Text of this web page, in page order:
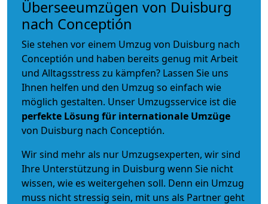
Überseeumzügen von Duisburg
nach Conceptión
Sie stehen vor einem Umzug von Duisburg nach
Conceptión und haben bereits genug mit Arbeit
und Alltagsstress zu kämpfen? Lassen Sie uns
Ihnen helfen und den Umzug so einfach wie
möglich gestalten. Unser Umzugsservice ist die
perfekte Lösung für internationale Umzüge
von Duisburg nach Conceptión.
Wir sind mehr als nur Umzugsexperten, wir sind
Ihre Unterstützung in Duisburg wenn Sie nicht
wissen, wie es weitergehen soll. Denn ein Umzug
muss nicht stressig sein, mit uns als Partner geht